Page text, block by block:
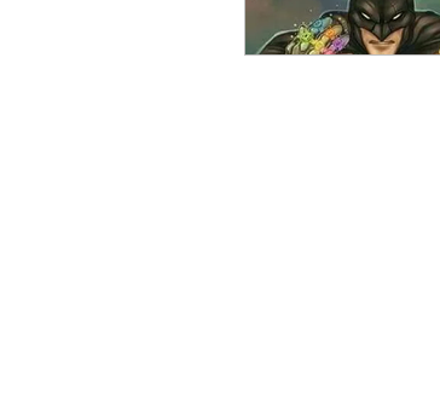
Junho 2025